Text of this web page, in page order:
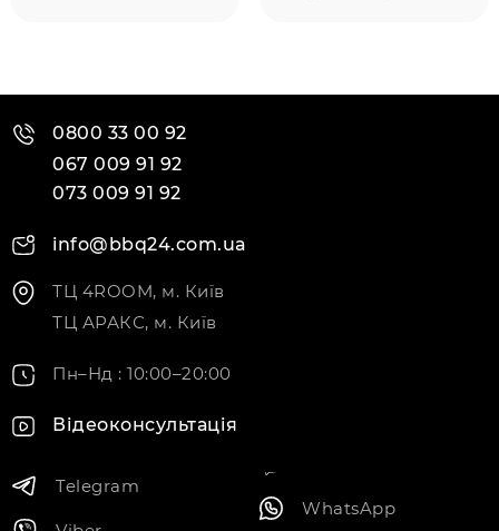
0800 33 00 92
067 009 91 92
073 009 91 92
info@bbq24.com.ua
ТЦ 4ROOM, м. Київ
ТЦ АРАКС, м. Київ
Пн–Нд : 10:00–20:00
Відеоконсультація
Telegram
WhatsApp